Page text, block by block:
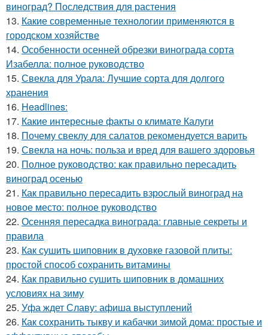
виноград? Последствия для растения
13. Какие современные технологии применяются в
городском хозяйстве
14. Особенности осенней обрезки винограда сорта
Изабелла: полное руководство
15. Свекла для Урала: Лучшие сорта для долгого
хранения
16. Headlines:
17. Какие интересные факты о климате Калуги
18. Почему свеклу для салатов рекомендуется варить
19. Свекла на ночь: польза и вред для вашего здоровья
20. Полное руководство: как правильно пересадить
виноград осенью
21. Как правильно пересадить взрослый виноград на
новое место: полное руководство
22. Осенняя пересадка винограда: главные секреты и
правила
23. Как сушить шиповник в духовке газовой плиты:
простой способ сохранить витамины
24. Как правильно сушить шиповник в домашних
условиях на зиму
25. Уфа ждет Славу: афиша выступлений
26. Как сохранить тыкву и кабачки зимой дома: простые и